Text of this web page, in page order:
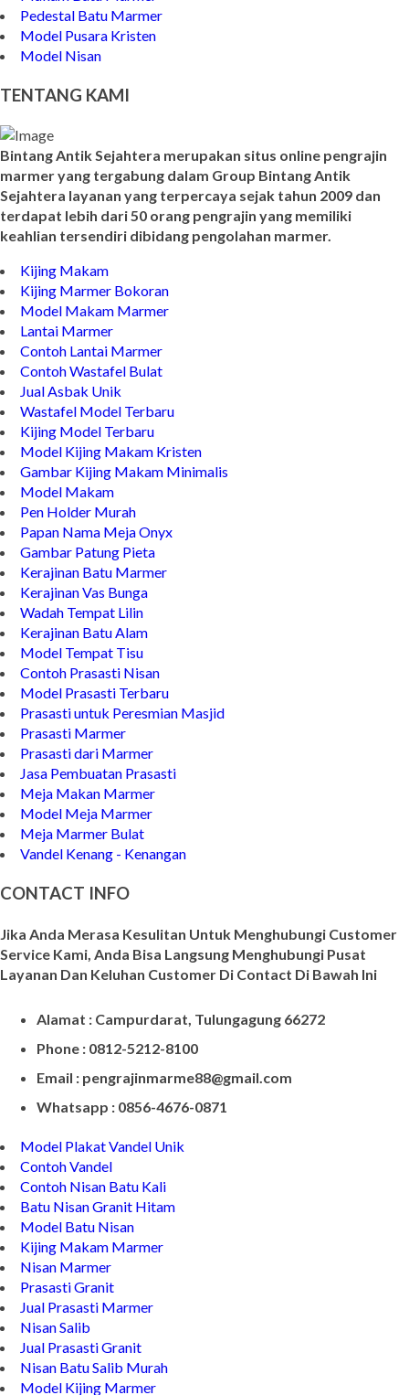
Pedestal Batu Marmer
Model Pusara Kristen
Model Nisan
TENTANG KAMI
Bintang Antik Sejahtera merupakan situs online pengrajin
marmer yang tergabung dalam Group Bintang Antik
Sejahtera layanan yang terpercaya sejak tahun 2009 dan
terdapat lebih dari 50 orang pengrajin yang memiliki
keahlian tersendiri dibidang pengolahan marmer.
Kijing Makam
Kijing Marmer Bokoran
Model Makam Marmer
Lantai Marmer
Contoh Lantai Marmer
Contoh Wastafel Bulat
Jual Asbak Unik
Wastafel Model Terbaru
Kijing Model Terbaru
Model Kijing Makam Kristen
Gambar Kijing Makam Minimalis
Model Makam
Pen Holder Murah
Papan Nama Meja Onyx
Gambar Patung Pieta
Kerajinan Batu Marmer
Kerajinan Vas Bunga
Wadah Tempat Lilin
Kerajinan Batu Alam
Model Tempat Tisu
Contoh Prasasti Nisan
Model Prasasti Terbaru
Prasasti untuk Peresmian Masjid
Prasasti Marmer
Prasasti dari Marmer
Jasa Pembuatan Prasasti
Meja Makan Marmer
Model Meja Marmer
Meja Marmer Bulat
Vandel Kenang - Kenangan
CONTACT INFO
Jika Anda Merasa Kesulitan Untuk Menghubungi Customer
Service Kami, Anda Bisa Langsung Menghubungi Pusat
Layanan Dan Keluhan Customer Di Contact Di Bawah Ini
Alamat : Campurdarat, Tulungagung 66272
Phone : 0812-5212-8100
Email : pengrajinmarme88@gmail.com
Whatsapp : 0856-4676-0871
Model Plakat Vandel Unik
Contoh Vandel
Contoh Nisan Batu Kali
Batu Nisan Granit Hitam
Model Batu Nisan
Kijing Makam Marmer
Nisan Marmer
Prasasti Granit
Jual Prasasti Marmer
Nisan Salib
Jual Prasasti Granit
Nisan Batu Salib Murah
Model Kijing Marmer